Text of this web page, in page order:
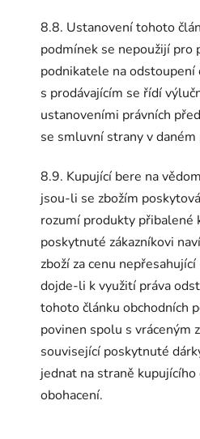
8.8. Ustanovení tohoto
podmínek se nepoužijí pro
podnikatele na odstoupení
s prodávajícím se řídí
ustanoveními právních
se smluvní strany v daném
8.9. Kupující bere na
jsou-li se zbožím
rozumí produkty přibalené
poskytnuté zákazníkovi
zboží za cenu
dojde-li k využití práva
tohoto článku obchodních
povinen spolu s vráceným
související poskytnuté
jednat na straně kupujícího
obohacení.